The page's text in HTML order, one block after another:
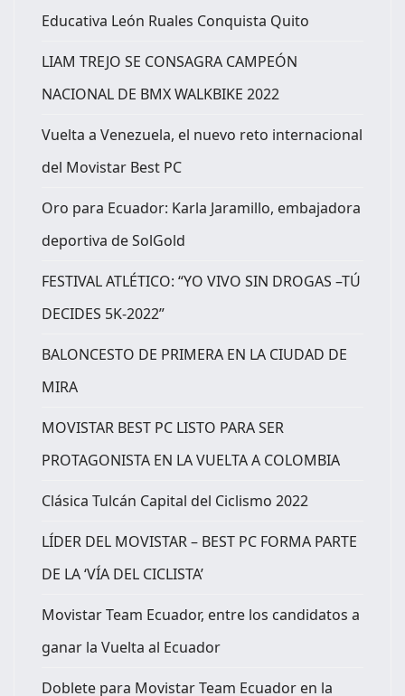
Educativa León Ruales Conquista Quito
LIAM TREJO SE CONSAGRA CAMPEÓN
NACIONAL DE BMX WALKBIKE 2022
Vuelta a Venezuela, el nuevo reto internacional
del Movistar Best PC
Oro para Ecuador: Karla Jaramillo, embajadora
deportiva de SolGold
FESTIVAL ATLÉTICO: “YO VIVO SIN DROGAS –TÚ
DECIDES 5K-2022”
BALONCESTO DE PRIMERA EN LA CIUDAD DE
MIRA
MOVISTAR BEST PC LISTO PARA SER
PROTAGONISTA EN LA VUELTA A COLOMBIA
Clásica Tulcán Capital del Ciclismo 2022
LÍDER DEL MOVISTAR – BEST PC FORMA PARTE
DE LA ‘VÍA DEL CICLISTA’
Movistar Team Ecuador, entre los candidatos a
ganar la Vuelta al Ecuador
Doblete para Movistar Team Ecuador en la